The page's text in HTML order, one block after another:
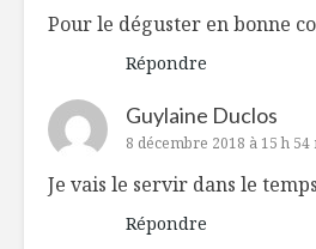
Pour le déguster en bonne
Répondre
Guylaine Duclos
8 décembre 2018 à 15 h
Je vais le servir dans le
Répondre